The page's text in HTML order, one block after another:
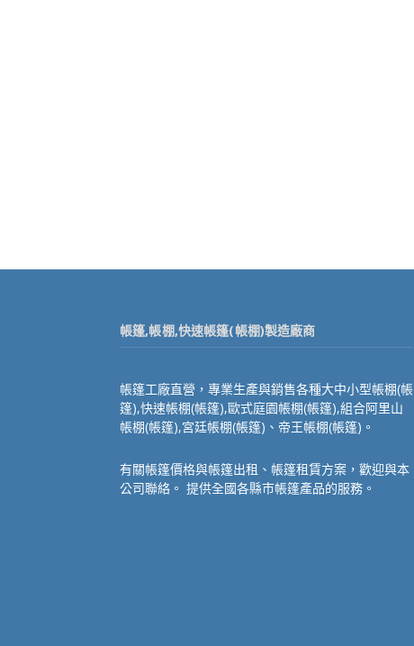
帳篷,帳棚,快速帳篷(帳棚)製造廠商
帳篷工廠直營，專業生產與銷售各種大中小型帳棚(帳
篷),快速帳棚(帳篷),歐式庭園帳棚(帳篷),組合阿里山
帳棚(帳篷),宮廷帳棚(帳篷)、帝王帳棚(帳篷)。
有關帳篷價格與帳篷出租、帳篷租賃方案，歡迎與本
公司聯絡。 提供全國各縣市帳篷產品的服務。